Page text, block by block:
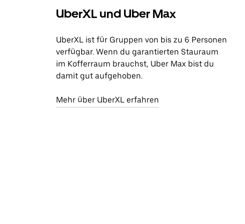
UberXL und Uber Max
UberXL ist für Gruppen von bis zu 6 Personen
verfügbar. Wenn du garantierten Stauraum
im Kofferraum brauchst, Uber Max bist du
damit gut aufgehoben.
Mehr über UberXL erfahren